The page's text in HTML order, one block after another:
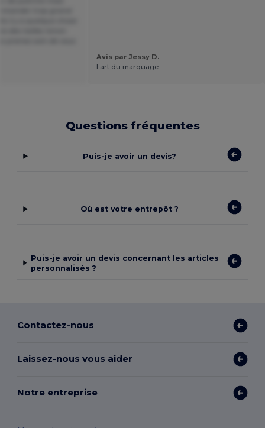
Avis par Jessy D.
l art du marquage
Questions fréquentes
Puis-je avoir un devis?
Où est votre entrepôt ?
Puis-je avoir un devis concernant les articles
personnalisés ?
Contactez-nous
Laissez-nous vous aider
Notre entreprise